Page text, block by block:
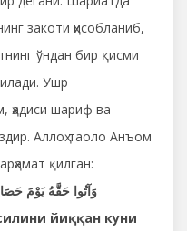
закоти ҳисобланиб,
ўндан бир қисми
Ушр
ҳадиси шариф ва
Аллоҳ таоло Анъом
қилган:
وَآتُوا حَقَّهُ يَوْمَ
йиққан куни